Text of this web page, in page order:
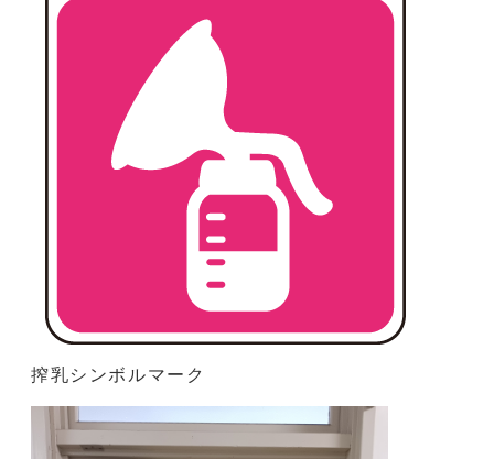
搾乳シンボルマーク